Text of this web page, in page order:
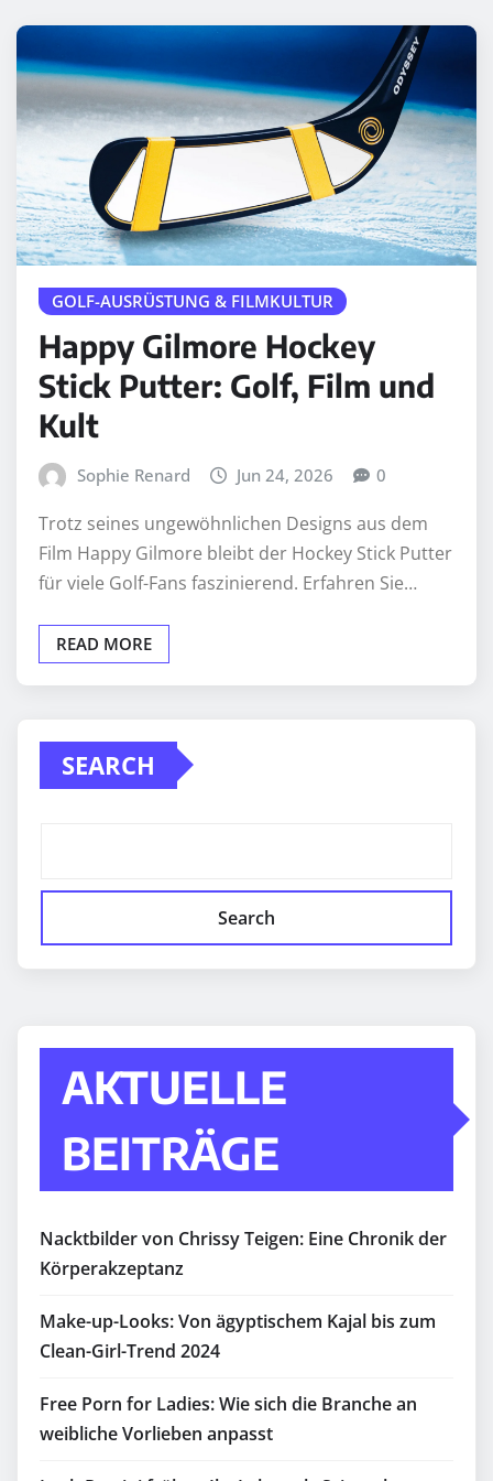
GOLF-AUSRÜSTUNG & FILMKULTUR
Happy Gilmore Hockey
Stick Putter: Golf, Film und
Kult
Sophie Renard Jun 24, 2026 0
Trotz seines ungewöhnlichen Designs aus dem
Film Happy Gilmore bleibt der Hockey Stick Putter
für viele Golf-Fans faszinierend. Erfahren Sie…
READ MORE
SEARCH
Search
AKTUELLE
BEITRÄGE
Nacktbilder von Chrissy Teigen: Eine Chronik der
Körperakzeptanz
Make-up-Looks: Von ägyptischem Kajal bis zum
Clean-Girl-Trend 2024
Free Porn for Ladies: Wie sich die Branche an
weibliche Vorlieben anpasst